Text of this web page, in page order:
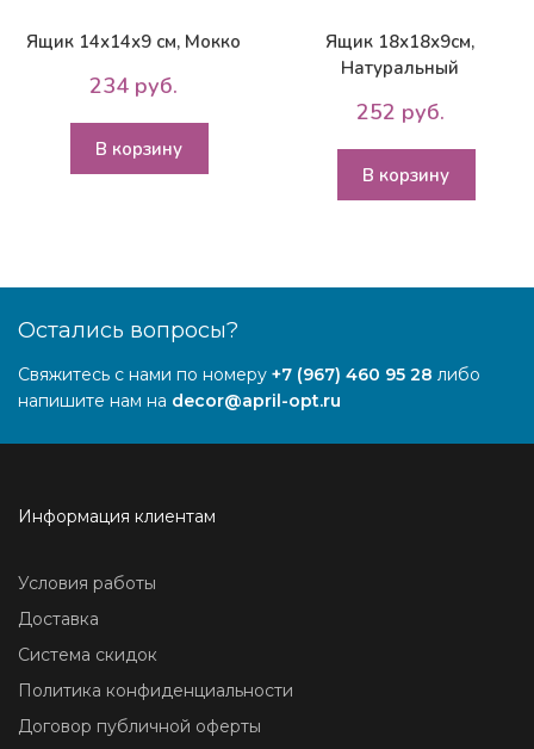
Ящик 14х14х9 см, Мокко
234 руб.
В корзину
Ящик 18х18х9см,
Натуральный
252 руб.
В корзину
Остались вопросы?
Свяжитесь с нами по номеру +7 (967) 460 95 28 либо
напишите нам на decor@april-opt.ru
Информация клиентам
Условия работы
Доставка
Система скидок
Политика конфиденциальности
Договор публичной оферты